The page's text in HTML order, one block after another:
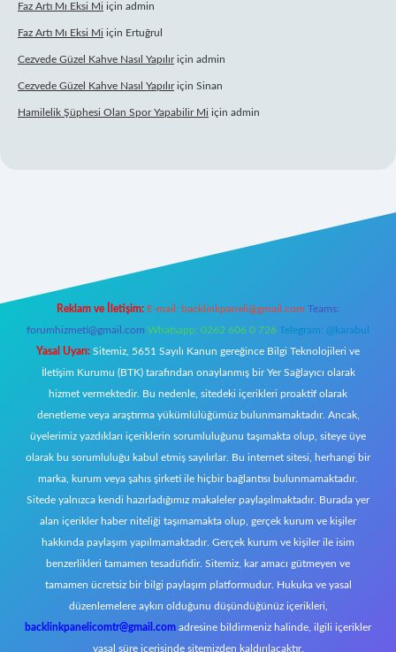
Faz Artı Mı Eksi Mi için admin
Faz Artı Mı Eksi Mi için Ertuğrul
Cezvede Güzel Kahve Nasıl Yapılıriçin admin
Cezvede Güzel Kahve Nasıl Yapılıriçin Sinan
Hamilelik Şüphesi Olan Spor Yapabilir Mi için admin
Reklam ve İletişim: E-mail: backlinkpaneli@gmail.com Teams:
forumhizmeti@gmail.com Whatsapp: 0262 606 0 726 Telegram: @karabul
Yasal Uyarı: Sitemiz, 5651 Sayılı Kanun gereğince Bilgi Teknolojileri ve
İletişim Kurumu (BTK) tarafından onaylanmış bir Yer Sağlayıcı olarak
hizmet vermektedir. Bu nedenle, sitedeki içerikleri proaktif olarak
denetleme veya araştırma yükümlülüğümüz bulunmamaktadır. Ancak,
üyelerimiz yazdıkları içeriklerin sorumluluğunu taşımakta olup, siteye üye
olarak bu sorumluluğu kabul etmiş sayılırlar. Bu internet sitesi, herhangi bir
marka, kurum veya şahıs şirketi ile hiçbir bağlantısı bulunmamaktadır.
Sitede yalnızca kendi hazırladığımız makaleler paylaşılmaktadır. Burada yer
alan içerikler haber niteliği taşımamakta olup, gerçek kurum ve kişiler
hakkında paylaşım yapılmamaktadır. Gerçek kurum ve kişiler ile isim
benzerlikleri tamamen tesadüfidir. Sitemiz, kar amacı gütmeyen ve
tamamen ücretsiz bir bilgi paylaşım platformudur. Hukuka ve yasal
düzenlemelere aykırı olduğunu düşündüğünüz içerikleri,
backlinkpanelicomtr@gmail.com adresine bildirmeniz halinde, ilgili içerikler
yasal süre içerisinde sitemizden kaldırılacaktır.